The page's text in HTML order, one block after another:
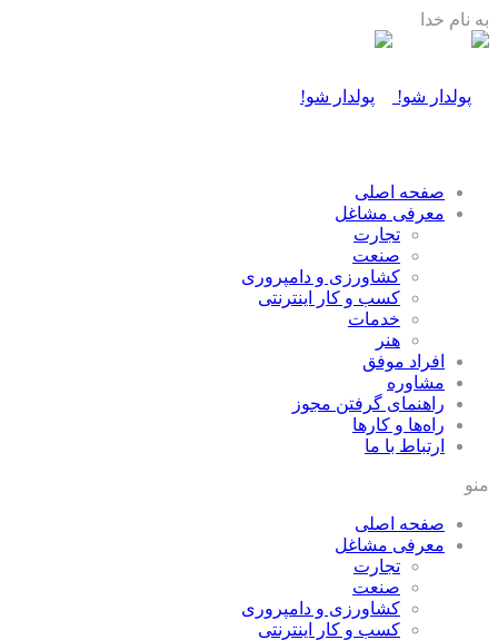
به نام خدا
صفحه اصلی
معرفی مشاغل
تجارت
صنعت
كشاورزی و دامپروری
كسب و كار اينترنتی
خدمات
هنر
افراد موفق
مشاوره
راهنمای گرفتن مجوز
راه‌ها و كارها
ارتباط با ما
منو
صفحه اصلی
معرفی مشاغل
تجارت
صنعت
كشاورزی و دامپروری
كسب و كار اينترنتی